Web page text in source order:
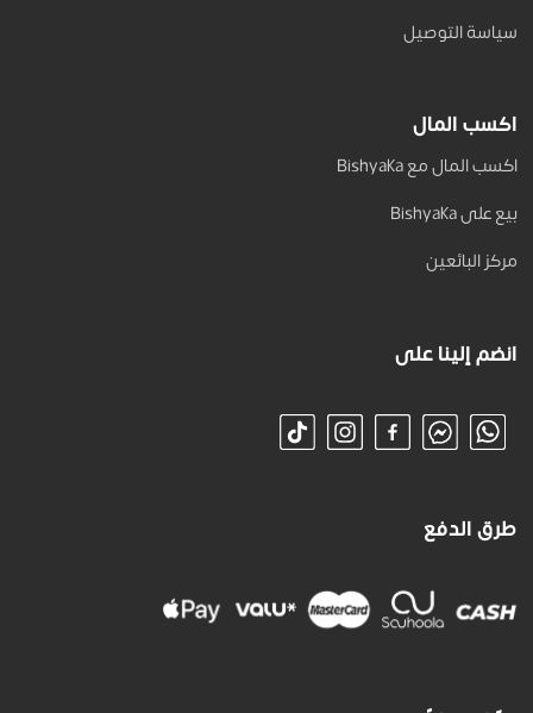
سياسة التوصيل
اكسب المال
اكسب المال مع Bishyaka
بيع على Bishyaka
مركز البائعين
انضم إلينا على
طرق الدفع